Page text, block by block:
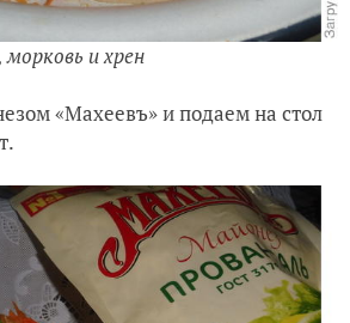
и хрен
«Махеевъ» и подаем на стол